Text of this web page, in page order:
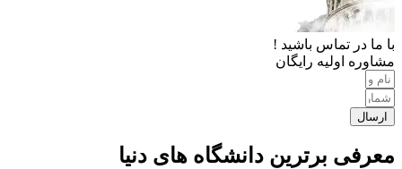
با ما در تماس باشید !
مشاوره اولیه رایگان
ارسال
معرفی برترین دانشگاه های دنیا